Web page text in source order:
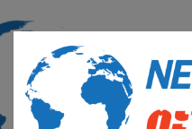
to
content